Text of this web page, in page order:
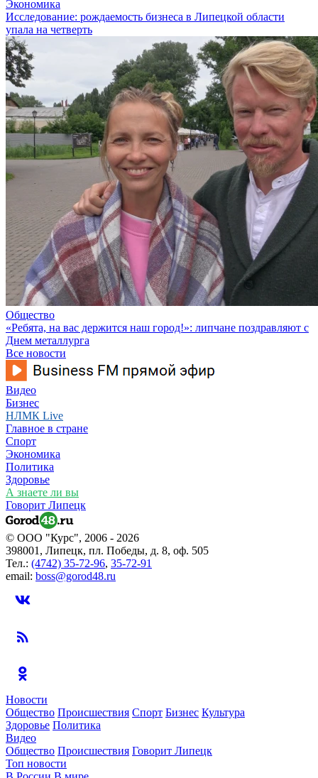
Экономика
Исследование: рождаемость бизнеса в Липецкой области
упала на четверть
Общество
«Ребята, на вас держится наш город!»: липчане поздравляют с
Днем металлурга
Все новости
Видео
Бизнес
НЛМК Live
Главное в стране
Спорт
Экономика
Политика
Здоровье
А знаете ли вы
Говорит Липецк
© ООО "Курс", 2006 - 2026
398001, Липецк, пл. Победы, д. 8, оф. 505
Тел.: (4742) 35-72-96, 35-72-91
email: boss@gorod48.ru
Новости
Общество Происшествия Спорт Бизнес Культура
Здоровье Политика
Видео
Общество Происшествия Говорит Липецк
Топ новости